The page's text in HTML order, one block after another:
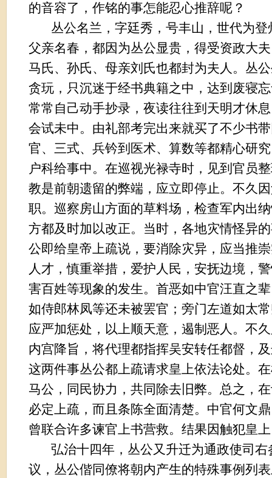
的音容了，作铭的事怎能忍心推辞呢？
丛公名兰，字廷秀，号丰山，世代为
父亲名春，都因为丛公显贵，得受资政大
马氏、孙氏、母亲刘氏也都封为夫人。丛
贪玩，只沉迷于经书典籍之中，达到废寝
常常自己动手抄录，夜读往往到天明才休
会试未中。由礼部考完出来就买了不少书
官、三式、兵钤到医术、算数等都精心研
户科给事中。在巡视光禄寺时，见到官员
教是前朝遗留的弊端，应立即停止。不久
职。巡察房山方面的草料场，检查军内出
方都及时加以改正。当时，各地灾情怪异
公即给皇帝上疏说，要消除灾异，应当推
人才，慎重举措，爱护人民，安抚边境，
害百姓等现象的发生。首恶如中官汪直之
如侍郎林凤等还未被罢官；旁门左道如太
应严加惩处，以上顺天意，遏制恶人。不
内宫降旨，将代理都指挥吴安转任都督，
这两件事丛公都上疏请求皇上依法论处。
马公，同民协力，共同除去旧弊。总之，
必定上疏，而且条陈全面清楚。中官何文
曾联合许多谏官上书营救。结果因触犯皇
弘治十四年，丛公又升迁为通政使司
议，丛公偕同僚将朝内产生的特殊事例列